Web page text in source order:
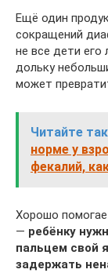
Ещё один
сокращений
не все дети
дольку
может
Читайте
норме у
фекалий,
Хорошо
— ребёнку
пальцем свой
задержать